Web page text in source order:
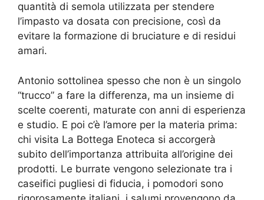
quantità di semola utilizzata per stendere
l’impasto va dosata con precisione, così da
evitare la formazione di bruciature e di residui
amari.
Antonio sottolinea spesso che non è un singolo
“trucco” a fare la differenza, ma un insieme di
scelte coerenti, maturate con anni di esperienza
e studio. E poi c’è l’amore per la materia prima:
chi visita La Bottega Enoteca si accorgerà
subito dell’importanza attribuita all’origine dei
prodotti. Le burrate vengono selezionate tra i
caseifici pugliesi di fiducia, i pomodori sono